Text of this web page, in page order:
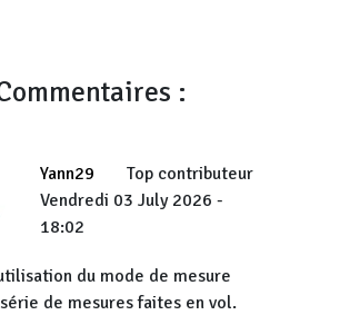
:
Yann29
Top contributeur
Vendredi 03 July 2026 -
18:02
du mode de mesure
de mesures faites en vol.